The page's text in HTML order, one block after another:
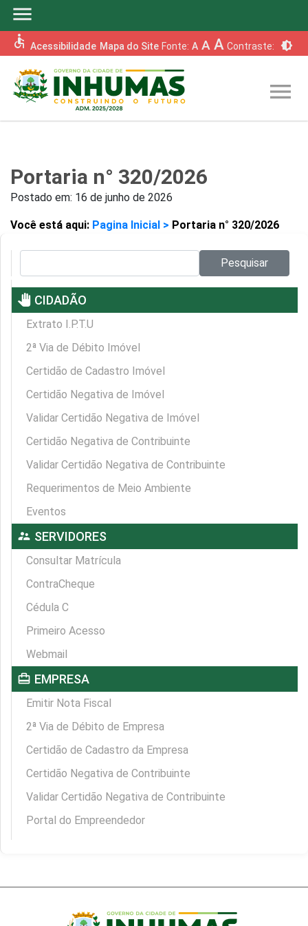
menu
accessible Acessibilidade Mapa do Site Fonte: A A A Contraste: brightness_6
menu
Portaria n° 320/2026
Postado em: 16 de junho de 2026
Você está aqui: Pagina Inicial > Portaria n° 320/2026
Pesquisar
pan_tool CIDADÃO
Extrato I.P.T.U
2ª Via de Débito Imóvel
Certidão de Cadastro Imóvel
Certidão Negativa de Imóvel
Validar Certidão Negativa de Imóvel
Certidão Negativa de Contribuinte
Validar Certidão Negativa de Contribuinte
Requerimentos de Meio Ambiente
Eventos
supervisor_account SERVIDORES
Consultar Matrícula
ContraCheque
Cédula C
Primeiro Acesso
Webmail
card_travel EMPRESA
Emitir Nota Fiscal
2ª Via de Débito de Empresa
Certidão de Cadastro da Empresa
Certidão Negativa de Contribuinte
Validar Certidão Negativa de Contribuinte
Portal do Empreendedor